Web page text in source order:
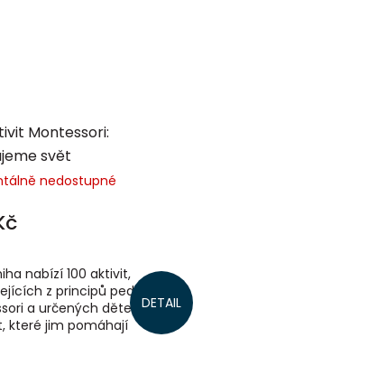
Montessori:
svět
nedostupné
DETAIL
nabízí 100 aktivit,
z principů pedagogiky
a určených dětem od 3
které jim pomáhají